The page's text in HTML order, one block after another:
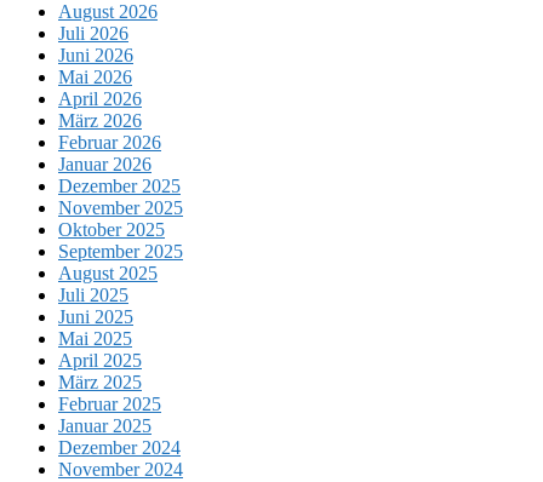
August 2026
Juli 2026
Juni 2026
Mai 2026
April 2026
März 2026
Februar 2026
Januar 2026
Dezember 2025
November 2025
Oktober 2025
September 2025
August 2025
Juli 2025
Juni 2025
Mai 2025
April 2025
März 2025
Februar 2025
Januar 2025
Dezember 2024
November 2024